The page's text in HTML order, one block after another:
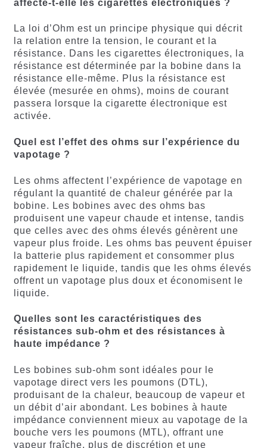
affecte-t-elle les cigarettes électroniques ?
La loi d’Ohm est un principe physique qui décrit
la relation entre la tension, le courant et la
résistance. Dans les cigarettes électroniques, la
résistance est déterminée par la bobine dans la
résistance elle-même. Plus la résistance est
élevée (mesurée en ohms), moins de courant
passera lorsque la cigarette électronique est
activée.
Quel est l’effet des ohms sur l’expérience du
vapotage ?
Les ohms affectent l’expérience de vapotage en
régulant la quantité de chaleur générée par la
bobine. Les bobines avec des ohms bas
produisent une vapeur chaude et intense, tandis
que celles avec des ohms élevés génèrent une
vapeur plus froide. Les ohms bas peuvent épuiser
la batterie plus rapidement et consommer plus
rapidement le liquide, tandis que les ohms élevés
offrent un vapotage plus doux et économisent le
liquide.
Quelles sont les caractéristiques des
résistances sub-ohm et des résistances à
haute impédance ?
Les bobines sub-ohm sont idéales pour le
vapotage direct vers les poumons (DTL),
produisant de la chaleur, beaucoup de vapeur et
un débit d’air abondant. Les bobines à haute
impédance conviennent mieux au vapotage de la
bouche vers les poumons (MTL), offrant une
vapeur fraîche, plus de discrétion et une